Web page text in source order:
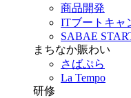
商品開発
ITブートキャ
SABAE
まちなか賑わい
さばぷら
La Tempo
研修